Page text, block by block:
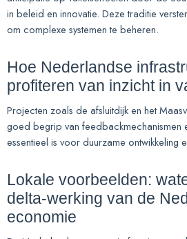
in beleid en innovatie. Deze traditie
om complexe systemen te beheren.
Hoe Nederlandse
profiteren van inzicht in
Projecten zoals de afsluitdijk en het
goed begrip van feedbackmechanismen
essentieel is voor duurzame ontwikkeling
Lokale voorbeelden:
delta-werking van de
economie